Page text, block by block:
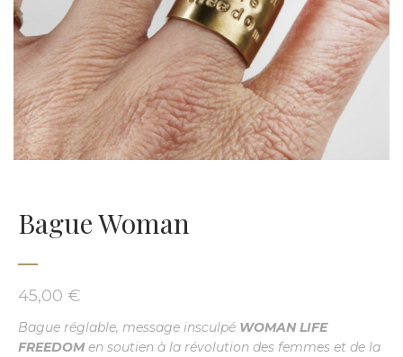
Bague Woman
45,00 €
Bague réglable, message insculpé WOMAN LIFE
FREEDOMen soutien à la révolution des femmes et de la